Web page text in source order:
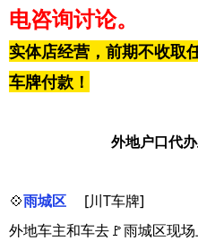
电咨询讨论。
实体店经营，前期不收取
车牌付款！
外地户口代
💠雨城区
[川T车牌]
外地车主和车去🚩雨城区现